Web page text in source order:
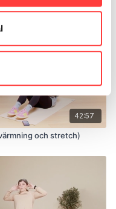
42:57
och stretch)